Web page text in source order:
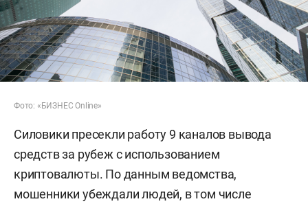
Фото: «БИЗНЕС Online»
Силовики пресекли работу 9 каналов вывода
средств за рубеж с использованием
криптовалюты. По данным ведомства,
мошенники убеждали людей, в том числе